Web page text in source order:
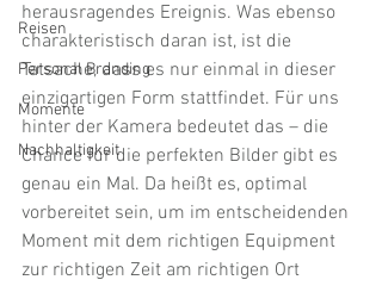
Reisen
Personal Branding
Momente
Nachhaltigkeit
herausragendes Ereignis. Was ebenso
charakteristisch daran ist, ist die
Tatsache, dass es nur einmal in dieser
einzigartigen Form stattfindet. Für uns
hinter der Kamera bedeutet das – die
Chance für die perfekten Bilder gibt es
genau ein Mal. Da heißt es, optimal
vorbereitet sein, um im entscheidenden
Moment mit dem richtigen Equipment
zur richtigen Zeit am richtigen Ort